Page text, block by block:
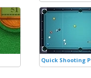
Quick Shooting